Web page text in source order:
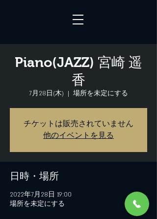
Piano(JAZZ) 宮崎 遥
香
7月28日(木)
  |
場所を未定にする
チケットは販売されていません
他のイベントを見る
日時・場所
2022年7月28日 19:00
場所を未定にする